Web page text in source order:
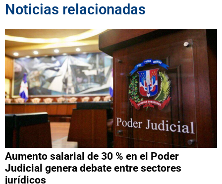
Noticias relacionadas
Aumento salarial de 30 % en el Poder
Judicial genera debate entre sectores
jurídicos